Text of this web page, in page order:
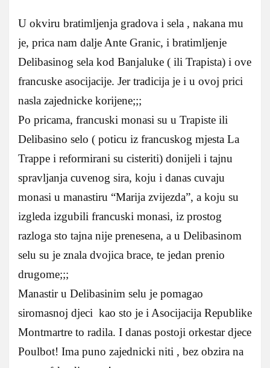
U okviru bratimljenja gradova i sela , nakana mu
je, prica nam dalje Ante Granic, i bratimljenje
Delibasinog sela kod Banjaluke ( ili Trapista) i ove
francuske asocijacije. Jer tradicija je i u ovoj prici
nasla zajednicke korijene;;;
Po pricama, francuski monasi su u Trapiste ili
Delibasino selo ( poticu iz francuskog mjesta La
Trappe i reformirani su cisteriti) donijeli i tajnu
spravljanja cuvenog sira, koju i danas cuvaju
monasi u manastiru “Marija zvijezda”, a koju su
izgleda izgubili francuski monasi, iz prostog
razloga sto tajna nije prenesena, a u Delibasinom
selu su je znala dvojica brace, te jedan prenio
drugome;;;
Manastir u Delibasinim selu je pomagao
siromasnoj djeci kao sto je i Asocijacija Republike
Montmartre to radila. I danas postoji orkestar djece
Poulbot! Ima puno zajednicki niti , bez obzira na